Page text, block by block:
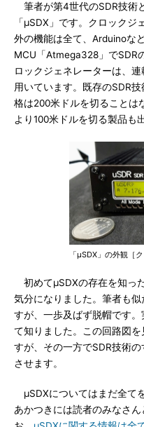
筆者が第4世代のSDR技術
「μSDX」です。クロック
外の機能は全て、Arduinoな
MCU「Atmega328」でSDR
ロックジェネレーターは、
用いています。既存のSDR
格は200米ドルを切ることは
より100米ドルを切る製品も
「μSDX」の外観［
初めてμSDXの存在を知っ
気分になりました。筆者も
すが、一歩及ばず脱帽です
て知りました。この回路図
すが、その一方でSDR技術
させます。
μSDXについてはまだ全て
あかつきには読者のみなさ